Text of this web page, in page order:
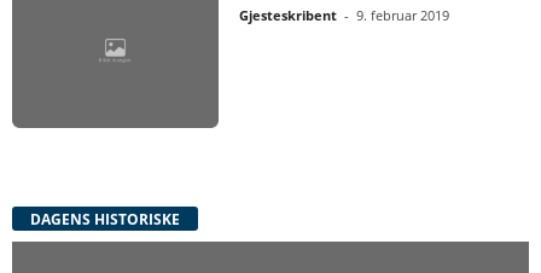
Gjesteskribent - 9. februar 2019
DAGENS HISTORISKE